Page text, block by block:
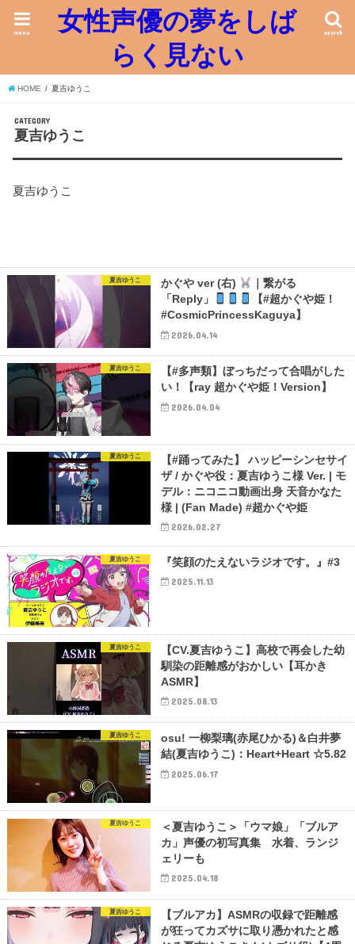
女性声優の夢をしば
らく見ない
search
menu
HOME 夏吉ゆうこ
CATEGORY
夏吉ゆうこ
夏吉ゆうこ
夏吉ゆうこ かぐや ver (右)
｜繋がる
「Reply」
【#超かぐや姫！
#CosmicPrincessKaguya】
2026.04.14
夏吉ゆうこ
【#多声類】ぼっちだって合唱がした
い！【ray 超かぐや姫！Version】
2026.04.04
夏吉ゆうこ
【#踊ってみた】 ハッピーシンセサイ
ザ / かぐや役：夏吉ゆうこ様 Ver. | モ
デル：ニコニコ動画出身 天音かなた
様 | (Fan Made) #超かぐや姫
2026.02.27
夏吉ゆうこ 『笑顔のたえないラジオです。』#3
2025.11.13
夏吉ゆうこ
【CV.夏吉ゆうこ】高校で再会した幼
馴染の距離感がおかしい【耳かき
ASMR】
2025.08.13
夏吉ゆうこ
osu! 一柳梨璃(赤尾ひかる)＆白井夢
結(夏吉ゆうこ)：Heart+Heart ☆5.82
2025.06.17
夏吉ゆうこ
＜夏吉ゆうこ＞「ウマ娘」「ブルア
カ」声優の初写真集 水着、ランジ
ェリーも
2025.04.18
夏吉ゆうこ
【ブルアカ】ASMRの収録で距離感
が狂ってカズサに取り憑かれたと感